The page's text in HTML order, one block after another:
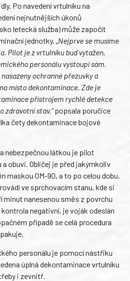
Po navedení vrtulníku na
nejnutnějších úkonů
letecká služba) může započít
jednotky. „Nejprve se musíme
Pilot je z vrtulníku buď vytažen,
personálu vystoupí sám.
ochranné přezuvky a
místo dekontaminace. Zde je
přístrojem rychlé detekce
zdravotní stav,“popsala poručice
čety dekontaminace bojové
nebezpečnou látkou je pilot
obuvi. Obličej je před jakýmkoliv
maskou OM-90, a to po celou dobu.
ve sprchovacím stanu, kde si
minut nanesenou směs z povrchu
negativní, je voják odeslán
případě se celá procedura
personálu je pomocí nástřiku
úplná dekontaminace vrtulníku
i zevnitř.